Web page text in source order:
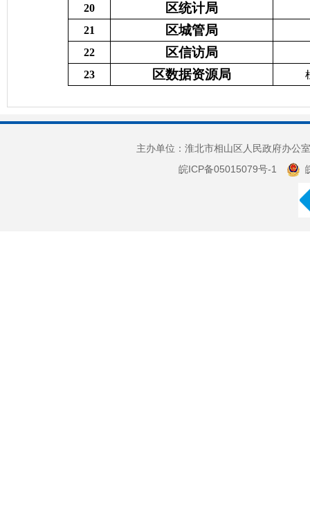
20 区统计局
21 区城管局
22 区信访局
23 区数据资源局
主办单位：淮北市相山区人民政府办
皖ICP备05015079号-1